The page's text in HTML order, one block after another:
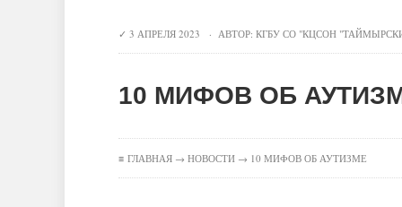
3 АПРЕЛЯ 2023 · АВТОР: КГБУ СО "КЦСОН
10 МИФОВ ОБ
≡ ГЛАВНАЯ → НОВОСТИ → 10 МИФОВ ОБ АУТИЗМЕ